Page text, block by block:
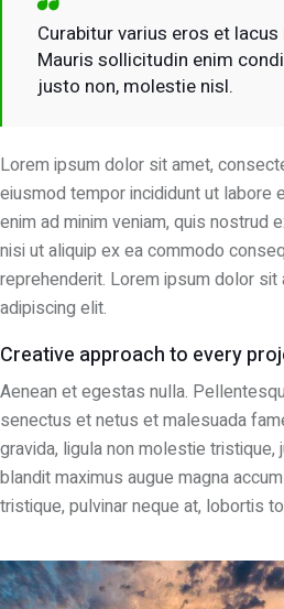
Curabitur varius eros et
Mauris sollicitudin enim
justo non, molestie nisl.
Lorem ipsum dolor sit amet,
eiusmod tempor incididunt ut labore
enim ad minim veniam, quis nostrud
nisi ut aliquip ex ea commodo
reprehenderit. Lorem ipsum dolor
adipiscing elit.
Creative approach to every
Aenean et egestas nulla.
senectus et netus et malesuada
gravida, ligula non molestie
blandit maximus augue magna
tristique, pulvinar neque at, lobortis